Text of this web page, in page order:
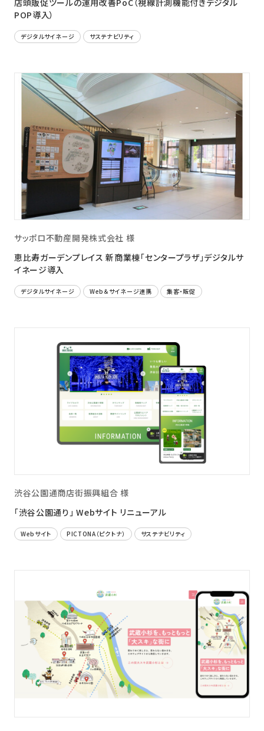
POP導入）
デジタルサイネージ サステナビリティ
サッポロ不動産開発株式会社 様
恵比寿ガーデンプレイス 新商業棟「センタープラザ」デジタルサ
イネージ導入
デジタルサイネージ Web＆サイネージ連携 集客・販促
渋谷公園通商店街振興組合 様
「渋谷公園通り」 Webサイト リニューアル
Webサイト PICTONA（ピクトナ） サステナビリティ